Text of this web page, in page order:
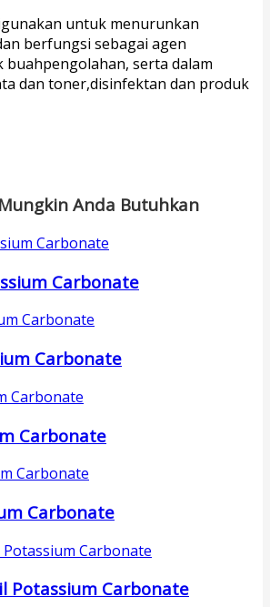
untuk menurunkan
berfungsi sebagai agen
buahpengolahan, serta dalam
dan toner,disinfektan dan produk
Anda Butuhkan
Carbonate
Carbonate
Carbonate
Carbonate
Potassium Carbonate